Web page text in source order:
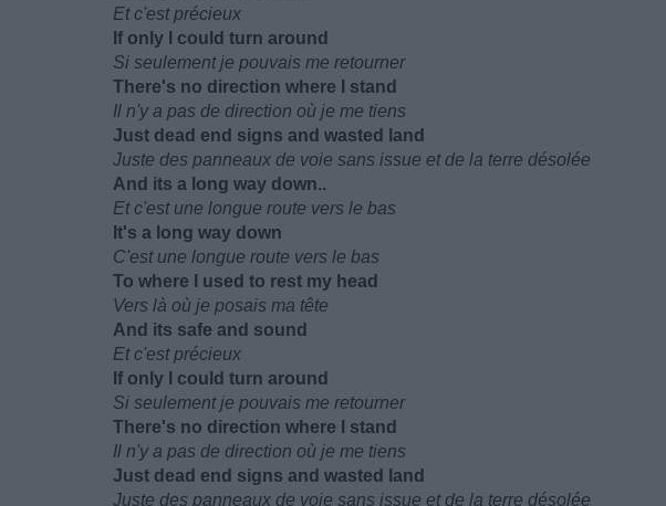
Et c'est précieux
If only I could turn around
Si seulement je pouvais me retourner
There's no direction where I stand
Il n'y a pas de direction où je me tiens
Just dead end signs and wasted land
Juste des panneaux de voie sans issue et de la terre désolée
And its a long way down..
Et c'est une longue route vers le bas
It's a long way down
C'est une longue route vers le bas
To where I used to rest my head
Vers là où je posais ma tête
And its safe and sound
Et c'est précieux
If only I could turn around
Si seulement je pouvais me retourner
There's no direction where I stand
Il n'y a pas de direction où je me tiens
Just dead end signs and wasted land
Juste des panneaux de voie sans issue et de la terre désolée